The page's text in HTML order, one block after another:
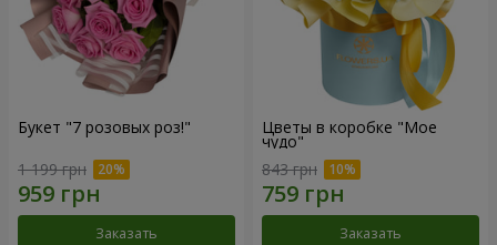
Букет "7 розовых роз!"
1 199 грн
Заказать
Цветы в коробке "Мое
чудо"
843 грн
Заказать